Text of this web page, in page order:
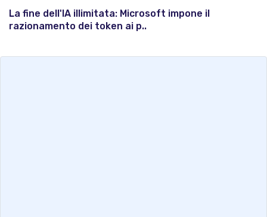
La fine dell'IA illimitata: Microsoft impone il
razionamento dei token ai p..